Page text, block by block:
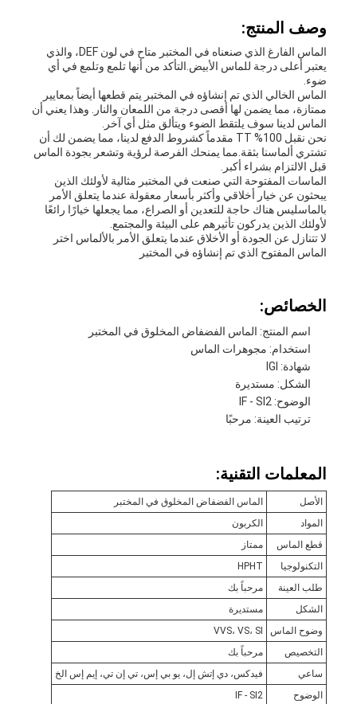
وصف المنتج:
الماس الفارغ الذي صنعناه في المختبر متاح في لون DEF، والذي
يعتبر أعلى درجة للماس الأبيض.التأكد من أنها تلمع وتلمع في أي
ضوء.
الماس الخالي الذي تم إنشاؤه في المختبر يتم قطعها أيضاً بمعايير
ممتازة، مما يضمن لها أقصى درجة من اللمعان والنار. وهذا يعني أن
الماس لدينا سوف يلتقط الضوء ويتألق مثل أي آخر.
نحن نقبل 100% TT مقدماً كشروط الدفع لدينا، مما يضمن لك أن
تشتري ألماسنا بثقة.مما يمنحك الفرصة لرؤية وتشعر بجودة الماس
قبل الالتزام بشراء أكبر.
الماسات المفتوحة التي صنعت في المختبر مثالية لأولئك الذين
يبحثون عن خيار أخلاقي وأكثر بأسعار معقولة عندما يتعلق الأمر
بالماسليس هناك حاجة للتعدين أو الصراع، مما يجعلها خيارًا رائعًا
لأولئك الذين يدركون تأثيرهم على البيئة والمجتمع.
لا تتنازل عن الجودة أو الأخلاق عندما يتعلق الأمر بالألماس اختر
الماس المفتوح الذي تم إنشاؤه في المختبر
الخصائص:
اسم المنتج: الماس الفضفاض المخلوق في المختبر
استخدام: مجوهرات الماس
شهادة: IGI
الشكل: مستديرة
الوضوح: IF - SI2
ترتيب العينة: مرحبًا
المعلمات التقنية:
الأصل
الماس الفضفاض المخلوق في المختبر
المواد
الكربون
قطع الماس
ممتاز
التكنولوجيا
HPHT
طلب العينة
مرحباً بك
الشكل
مستديرة
وضوح الماس
VVS، VS، SI
التخصيص
مرحباً بك
ساعي
فيدكس، دي إتش إل، يو بي إس، تي إن تي، إيم إس الخ
الوضوح
IF - SI2